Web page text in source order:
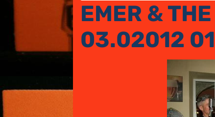
EMER &
03.02012